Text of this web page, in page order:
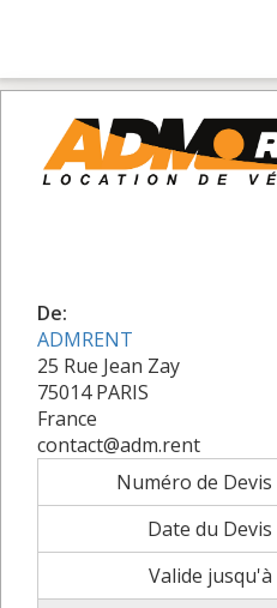
De:
ADMRENT
25 Rue Jean Zay
75014 PARIS
France
contact@adm.rent
Numéro de Devis
Date du Devis
Valide jusqu'à